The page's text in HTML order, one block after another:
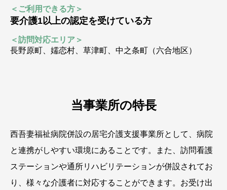
＜ご利用できる方＞
要介護1以上の認定を受けている方
＜訪問対応エリア＞
長野原町、嬬恋村、草津町、中之条町（六合地区）
当事業所の特長
西吾妻福祉病院併設の居宅介護支援事業所として、病院
と連携がしやすい環境にあることです。また、訪問看護
ステーションや通所リハビリテーションが併設されてお
り、様々な介護者に対応することができます。お受け出